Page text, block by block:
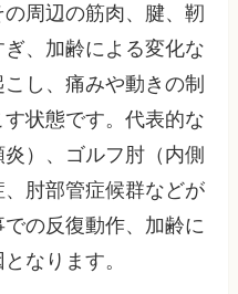
周辺の筋肉、腱、靭
、加齢による変化な
し、痛みや動きの制
状態です。代表的な
）、ゴルフ肘（内側
、肘部管症候群などが
の反復動作、加齢に
なります。